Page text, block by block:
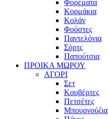
Φορέματα
Κορμάκια
Κολάν
Φούστες
Παντελόνια
Σόρτς
Παπούτσια
ΠΡΟΙΚΑ ΜΩΡΟΥ
ΑΓΟΡΙ
Σετ
Κουβέρτες
Πετσέτες
Μπουρνούζια